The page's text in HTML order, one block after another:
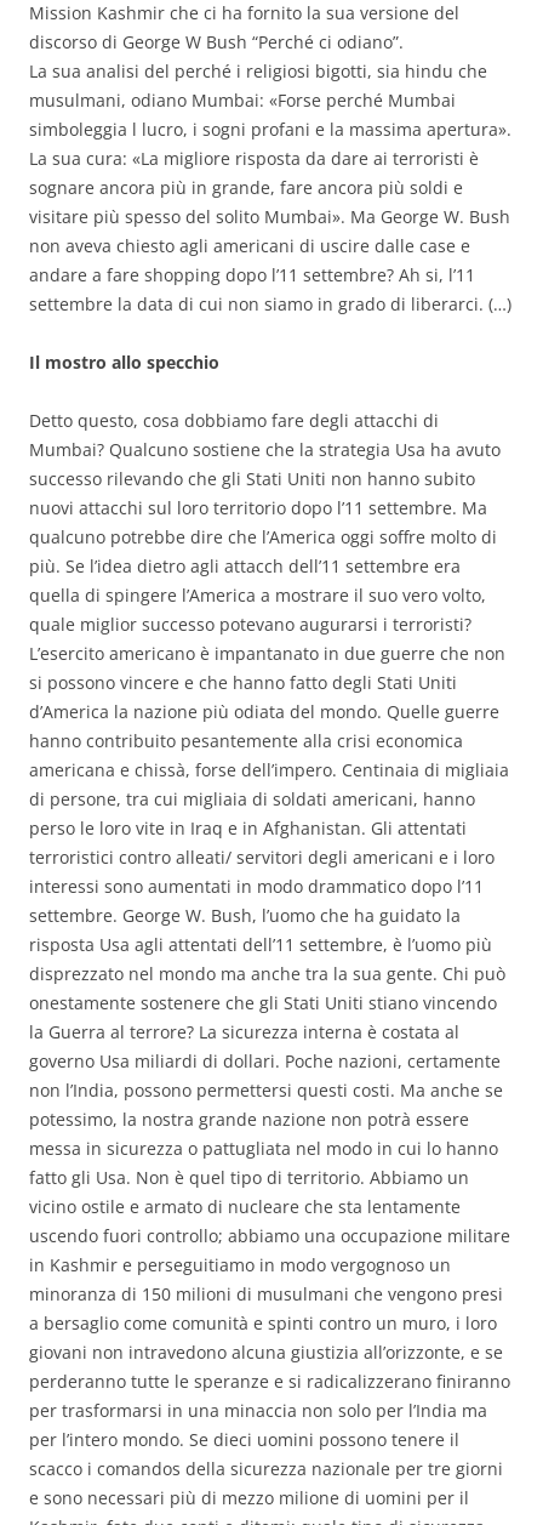
Mission Kashmir che ci ha fornito la sua versione del
discorso di George W Bush “Perché ci odiano”.
La sua analisi del perché i religiosi bigotti, sia hindu che
musulmani, odiano Mumbai: «Forse perché Mumbai
simboleggia l lucro, i sogni profani e la massima apertura».
La sua cura: «La migliore risposta da dare ai terroristi è
sognare ancora più in grande, fare ancora più soldi e
visitare più spesso del solito Mumbai». Ma George W. Bush
non aveva chiesto agli americani di uscire dalle case e
andare a fare shopping dopo l’11 settembre? Ah si, l’11
settembre la data di cui non siamo in grado di liberarci. (…)
Il mostro allo specchio
Detto questo, cosa dobbiamo fare degli attacchi di
Mumbai? Qualcuno sostiene che la strategia Usa ha avuto
successo rilevando che gli Stati Uniti non hanno subito
nuovi attacchi sul loro territorio dopo l’11 settembre. Ma
qualcuno potrebbe dire che l’America oggi soffre molto di
più. Se l’idea dietro agli attacch dell’11 settembre era
quella di spingere l’America a mostrare il suo vero volto,
quale miglior successo potevano augurarsi i terroristi?
L’esercito americano è impantanato in due guerre che non
si possono vincere e che hanno fatto degli Stati Uniti
d’America la nazione più odiata del mondo. Quelle guerre
hanno contribuito pesantemente alla crisi economica
americana e chissà, forse dell’impero. Centinaia di migliaia
di persone, tra cui migliaia di soldati americani, hanno
perso le loro vite in Iraq e in Afghanistan. Gli attentati
terroristici contro alleati/ servitori degli americani e i loro
interessi sono aumentati in modo drammatico dopo l’11
settembre. George W. Bush, l’uomo che ha guidato la
risposta Usa agli attentati dell’11 settembre, è l’uomo più
disprezzato nel mondo ma anche tra la sua gente. Chi può
onestamente sostenere che gli Stati Uniti stiano vincendo
la Guerra al terrore? La sicurezza interna è costata al
governo Usa miliardi di dollari. Poche nazioni, certamente
non l’India, possono permettersi questi costi. Ma anche se
potessimo, la nostra grande nazione non potrà essere
messa in sicurezza o pattugliata nel modo in cui lo hanno
fatto gli Usa. Non è quel tipo di territorio. Abbiamo un
vicino ostile e armato di nucleare che sta lentamente
uscendo fuori controllo; abbiamo una occupazione militare
in Kashmir e perseguitiamo in modo vergognoso un
minoranza di 150 milioni di musulmani che vengono presi
a bersaglio come comunità e spinti contro un muro, i loro
giovani non intravedono alcuna giustizia all’orizzonte, e se
perderanno tutte le speranze e si radicalizzerano finiranno
per trasformarsi in una minaccia non solo per l’India ma
per l’intero mondo. Se dieci uomini possono tenere il
scacco i comandos della sicurezza nazionale per tre giorni
e sono necessari più di mezzo milione di uomini per il